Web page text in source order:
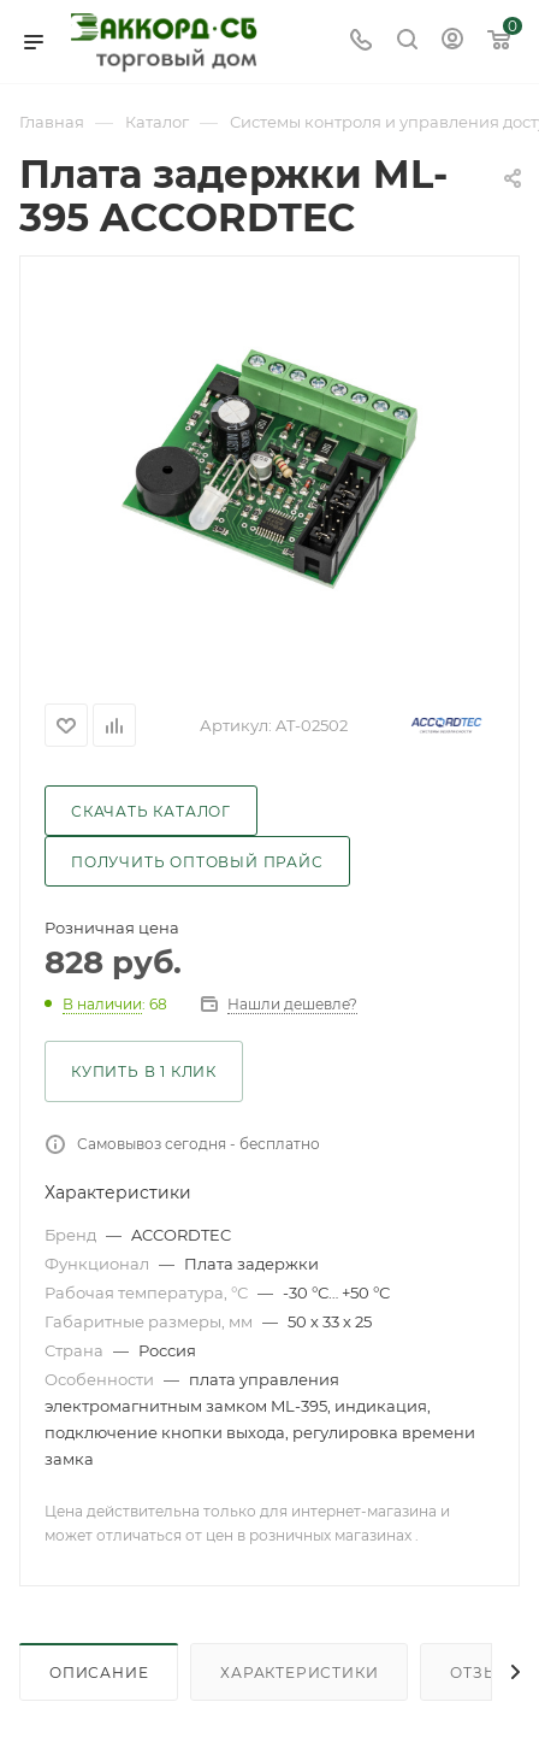
0
Главная — Каталог — Системы контроля и управления
Плата задержки ML-
395 ACCORDTEC
Артикул: AT-02502
СКАЧАТЬ КАТАЛОГ
ПОЛУЧИТЬ ОПТОВЫЙ ПРАЙС
Розничная цена
828 руб.
В наличии: 68 Нашли дешевле?
КУПИТЬ В 1 КЛИК
Самовывоз сегодня - бесплатно
Характеристики
Бренд — ACCORDTEC
Функционал — Плата задержки
Рабочая температура, °С — -30 °С… +50 °С
Габаритные размеры, мм — 50 х 33 х 25
Страна — Россия
Особенности — плата управления
электромагнитным замком ML-395, индикация,
подключение кнопки выхода, регулировка времени
замка
Цена действительна только для интернет-магазина и
может отличаться от цен в розничных магазинах .
ОПИСАНИЕ ХАРАКТЕРИСТИКИ ОТЗЫВЫ